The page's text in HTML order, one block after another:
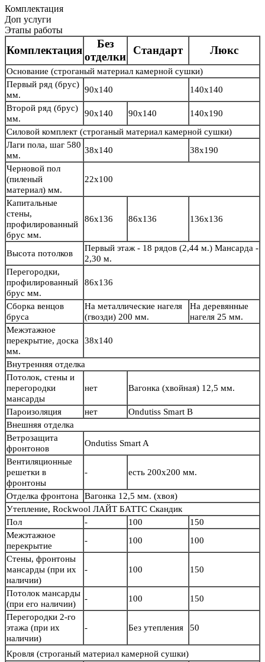
Комплектация
Доп услуги
Этапы работы
Комплектация
Без
отделки
Стандарт Люкс
Основание (строганый материал камерной сушки)
Первый ряд (брус)
мм.
90х140
140х140
Второй ряд (брус)
мм.
90х140 90х140
140х190
Силовой комплект (строганый материал камерной сушки)
Лаги пола, шаг 580
мм.
38х140
38х190
Черновой пол
(пиленый
материал) мм.
22х100
Капитальные
стены,
профилированный
брус мм.
86х136 86х136 136х136
Высота потолков
Первый этаж - 18 рядов (2,44 м.) Мансарда -
2,30 м.
Перегородки,
профилированный
брус мм.
86х136
Сборка венцов
бруса
На металлические нагеля
(гвозди) 200 мм.
На деревянные
нагеля 25 мм.
Межэтажное
перекрытие, доска
мм.
38х140
Внутренняя отделка
Потолок, стены и
перегородки
мансарды
нет Вагонка (хвойная) 12,5 мм.
Пароизоляция нет
Ondutiss Smart B
Внешняя отделка
Ветрозащита
фронтонов
Ondutiss Smart A
Вентиляционные
решетки в
фронтоны
- есть 200х200 мм.
Отделка фронтона
Вагонка 12,5 мм. (хвоя)
Утепление, Rockwool ЛАЙТ БАТТС Скандик
Пол
- 100
150
Межэтажное
перекрытие
- 100
100
Стены, фронтоны
мансарды (при их
наличии)
- 100 150
Потолок мансарды
(при его наличии)
- 100
150
Перегородки 2-го
этажа (при их
наличии)
- Без утепления 50
Кровля (строганый материал камерной сушки)